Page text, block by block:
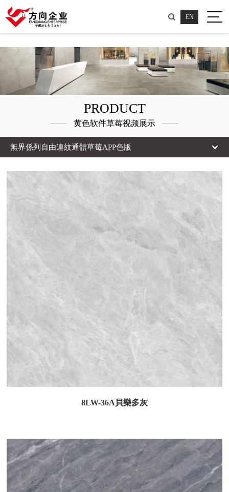
草莓视频黄片,草莓APP色版,黄色草莓视频,黄色软件草莓视频
EN
PRODUCT
黄色软件草莓视频展示
無界係列自由連紋通體草莓APP色版
8LW-36A貝樂多灰